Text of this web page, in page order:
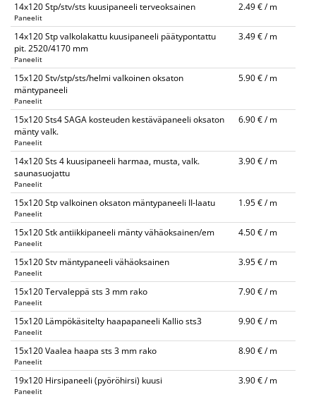
14x120 Stp/stv/sts kuusipaneeli terveoksainen
Paneelit
2.49 € / m
14x120 Stp valkolakattu kuusipaneeli päätypontattu
pit. 2520/4170 mm
Paneelit
3.49 € / m
15x120 Stv/stp/sts/helmi valkoinen oksaton
mäntypaneeli
Paneelit
5.90 € / m
15x120 Sts4 SAGA kosteuden kestäväpaneeli oksaton
mänty valk.
Paneelit
6.90 € / m
14x120 Sts 4 kuusipaneeli harmaa, musta, valk.
saunasuojattu
Paneelit
3.90 € / m
15x120 Stp valkoinen oksaton mäntypaneeli II-laatu
Paneelit
1.95 € / m
15x120 Stk antiikkipaneeli mänty vähäoksainen/em
Paneelit
4.50 € / m
15x120 Stv mäntypaneeli vähäoksainen
Paneelit
3.95 € / m
15x120 Tervaleppä sts 3 mm rako
Paneelit
7.90 € / m
15x120 Lämpökäsitelty haapapaneeli Kallio sts3
Paneelit
9.90 € / m
15x120 Vaalea haapa sts 3 mm rako
Paneelit
8.90 € / m
19x120 Hirsipaneeli (pyöröhirsi) kuusi
Paneelit
3.90 € / m